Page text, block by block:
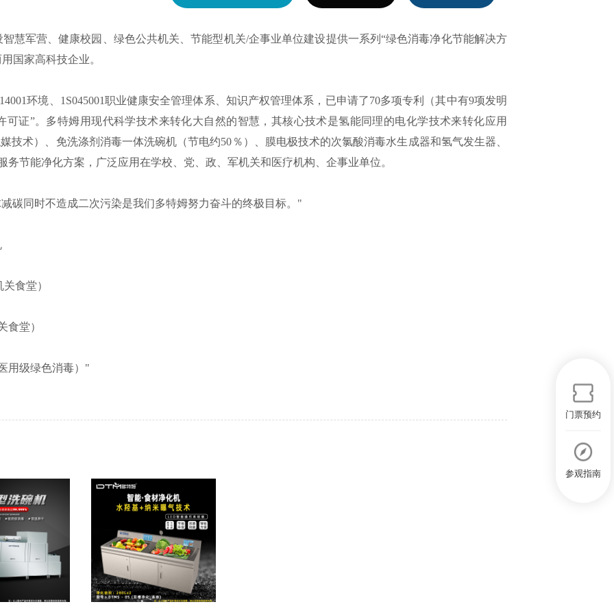
军营、健康校园、绿色公共机关、节能型机关/企事业单位建设提供一系列“绿色消毒净化节能解决方
国家高科技企业。
环境、1S045001职业健康安全管理体系、知识产权管理体系，已申请了70多项专利（其中有9项发明
可证”。多特姆用现代科学技术来转化大自然的智慧，其核心技术是氢能同理的电化学技术来转化应用
技术）、免洗涤剂消毒一体洗碗机（节电约50％）、膜电极技术的次氯酸消毒水生成器和氢气发生器、
节能净化方案，广泛应用在学校、党、政、军机关和医疗机构、企事业单位。
同时不造成二次污染是我们多特姆努力奋斗的终极目标。"
食堂）
堂）
级绿色消毒）"
门票预约
参观指南